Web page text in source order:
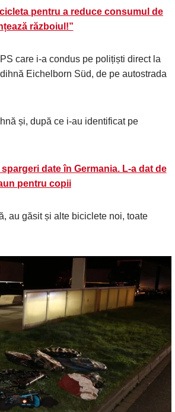
pentru a reduce consumul de
războiul!”
care i-a condus pe polițiști direct la
Eichelborn Süd, de pe autostrada
și, după ce i-au identificat pe
date în Germania. L-a dat de
pentru copii
au găsit și alte biciclete noi, toate